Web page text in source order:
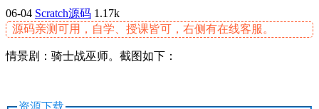
06-04 Scratch源码 1.17k
源码亲测可用，自学、授课皆可，右侧有在线客服。
情景剧：骑士战巫师。截图如下：
资源下载